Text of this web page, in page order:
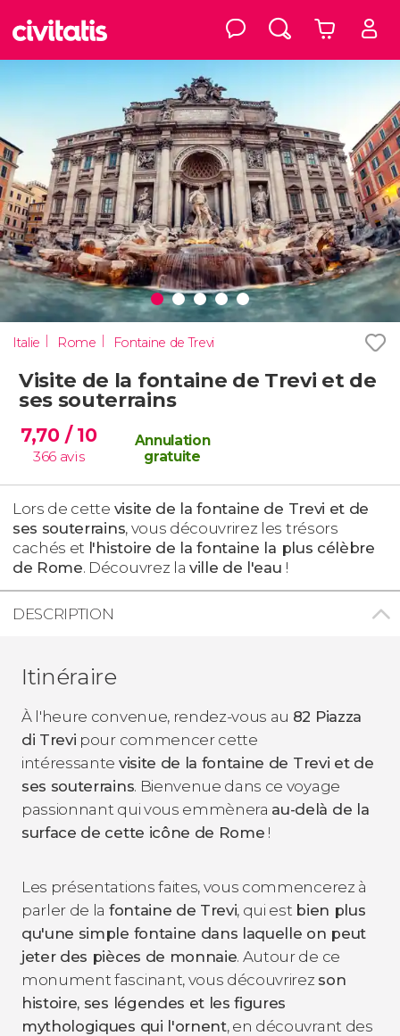
Italie Rome Fontaine de Trevi
Visite de la fontaine de Trevi et de
ses souterrains
7,70 / 10
366 avis
Annulation
gratuite
Lors de cette visite de la fontaine de Trevi et de
ses souterrains, vous découvrirez les trésors
cachés et l'histoire de la fontaine la plus célèbre
de Rome. Découvrez la ville de l'eau !
DESCRIPTION
Itinéraire
À l'heure convenue, rendez-vous au 82 Piazza
di Trevi pour commencer cette
intéressante visite de la fontaine de Trevi et de
ses souterrains. Bienvenue dans ce voyage
passionnant qui vous emmènera au-delà de la
surface de cette icône de Rome !
Les présentations faites, vous commencerez à
parler de la fontaine de Trevi, qui est bien plus
qu'une simple fontaine dans laquelle on peut
jeter des pièces de monnaie. Autour de ce
monument fascinant, vous découvrirez son
histoire, ses légendes et les figures
mythologiques qui l'ornent, en découvrant des